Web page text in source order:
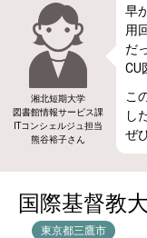
湘北短期大学
図書館情報サービス課
ITコンシェルジュ担当
熊谷裕子さん
早
用
だ
CU
こ
し
ぜ
国際基督教
東京都三鷹市